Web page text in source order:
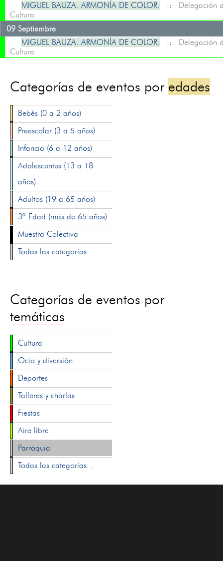
MIGUEL BAUZA. ARMONÍA DE COLOR.
:: Delegación
Cultura
09 Septiembre
MIGUEL BAUZA. ARMONÍA DE COLOR.
:: Delegación
Cultura
Categorías de eventos por edades
Bebés (0 a 2 años)
Preescolar (3 a 5 años)
Infancia (6 a 12 años)
Adolescentes (13 a 18
años)
Adultos (19 a 65 años)
3ª Edad (más de 65 años)
Muestra Colectiva
Todas las categorías...
Categorías de eventos por
temáticas
Cultura
Ocio y diversión
Deportes
Talleres y charlas
Fiestas
Aire libre
Parroquia
Todas las categorías...